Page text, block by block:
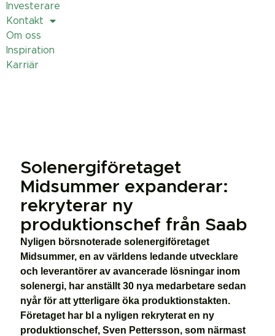
Investerare
Kontakt
Om oss
Inspiration
Karriär
Solenergiföretaget
Midsummer expanderar:
rekryterar ny
produktionschef från Saab
Nyligen börsnoterade solenergiföretaget
Midsummer, en av världens ledande utvecklare
och leverantörer av avancerade lösningar inom
solenergi, har anställt 30 nya medarbetare sedan
nyår för att ytterligare öka produktionstakten.
Företaget har bl a nyligen rekryterat en ny
produktionschef, Sven Pettersson, som närmast